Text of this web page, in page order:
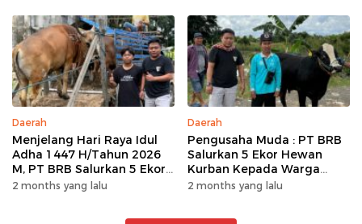
Daerah
Menjelang Hari Raya Idul
Adha 1447 H/Tahun 2026
M, PT BRB Salurkan 5 Ekor
Hewan Kurban Kepada
2 months yang lalu
Daerah
Pengusaha Muda : PT BRB
Salurkan 5 Ekor Hewan
Kurban Kepada Warga
Khususnya Wilayah
2 months yang lalu